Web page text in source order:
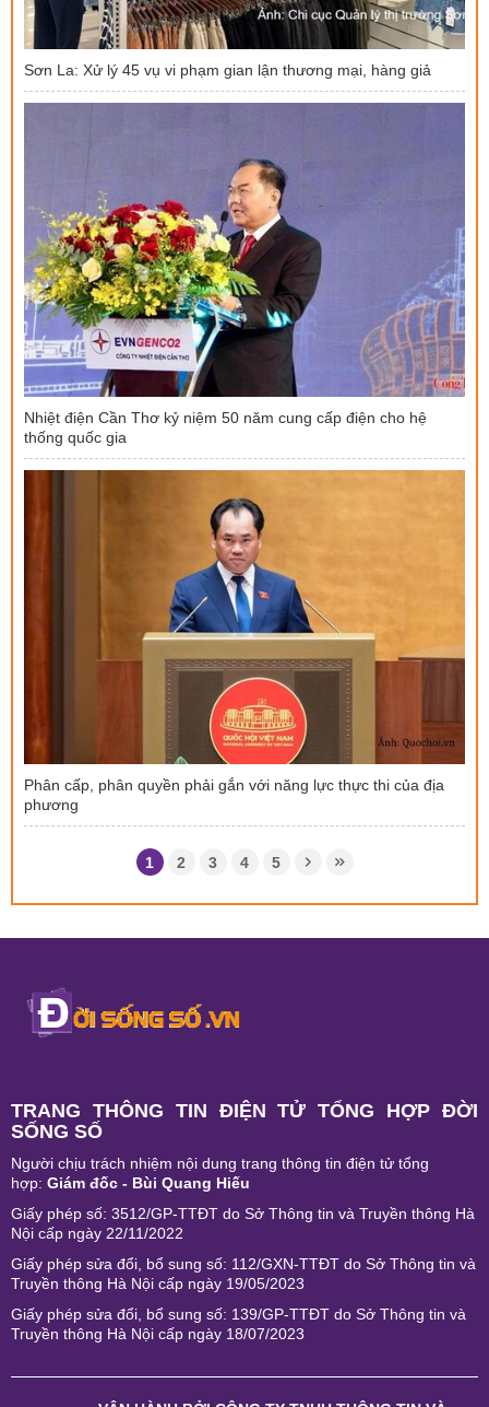
Sơn La: Xử lý 45 vụ vi phạm gian lận thương mại, hàng giả
Nhiệt điện Cần Thơ kỷ niệm 50 năm cung cấp điện cho hệ
thống quốc gia
Phân cấp, phân quyền phải gắn với năng lực thực thi của địa
phương
1 2 3 4 5
TRANG THÔNG TIN ĐIỆN TỬ TỔNG HỢP ĐỜI
SỐNG SỐ
Người chịu trách nhiệm nội dung trang thông tin điện tử tổng
hợp: Giám đốc - Bùi Quang Hiếu
Giấy phép số: 3512/GP-TTĐT do Sở Thông tin và Truyền thông Hà
Nội cấp ngày 22/11/2022
Giấy phép sửa đổi, bổ sung số: 112/GXN-TTĐT do Sở Thông tin và
Truyền thông Hà Nội cấp ngày 19/05/2023
Giấy phép sửa đổi, bổ sung số: 139/GP-TTĐT do Sở Thông tin và
Truyền thông Hà Nội cấp ngày 18/07/2023